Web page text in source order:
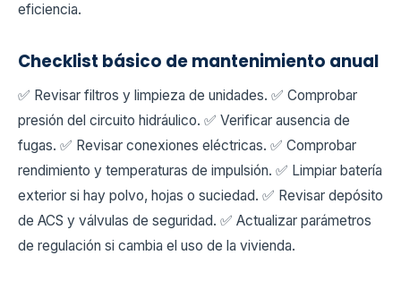
eficiencia.
Checklist básico de mantenimiento anual
✅ Revisar filtros y limpieza de unidades. ✅ Comprobar
presión del circuito hidráulico. ✅ Verificar ausencia de
fugas. ✅ Revisar conexiones eléctricas. ✅ Comprobar
rendimiento y temperaturas de impulsión. ✅ Limpiar batería
exterior si hay polvo, hojas o suciedad. ✅ Revisar depósito
de ACS y válvulas de seguridad. ✅ Actualizar parámetros
de regulación si cambia el uso de la vivienda.